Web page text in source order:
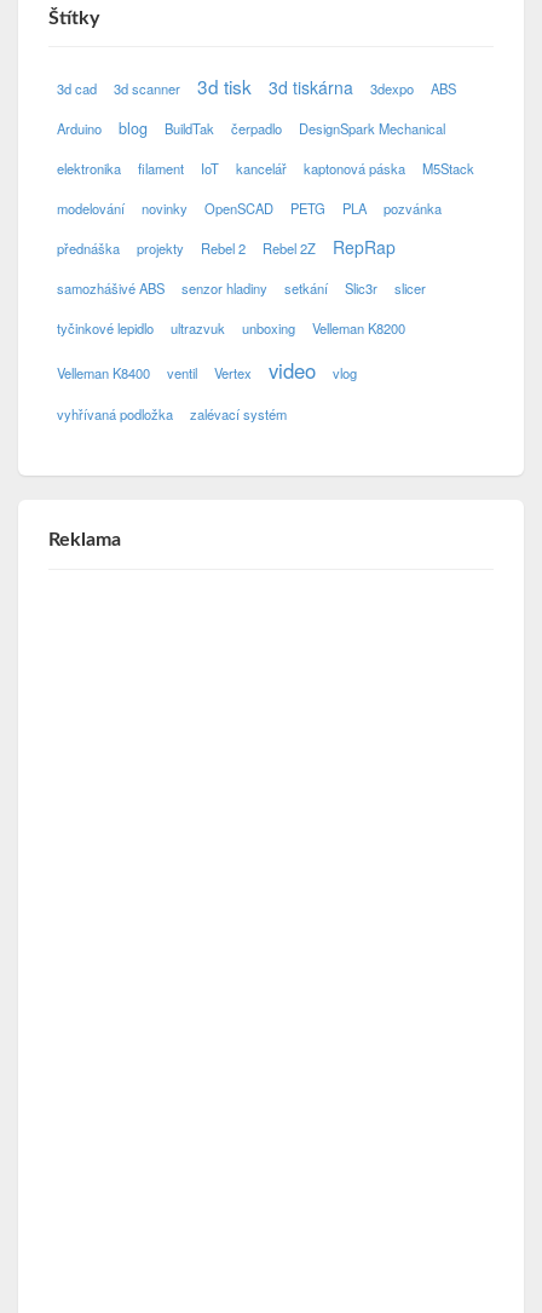
Štítky
3d cad 3d scanner 3d tisk 3d tiskárna 3dexpo ABS
Arduino blog BuildTak čerpadlo DesignSpark Mechanical
elektronika filament IoT kancelář kaptonová páska M5Stack
modelování novinky OpenSCAD PETG PLA pozvánka
přednáška projekty Rebel 2 Rebel 2Z RepRap
samozhášivé ABS senzor hladiny setkání Slic3r slicer
tyčinkové lepidlo ultrazvuk unboxing Velleman K8200
Velleman K8400 ventil Vertex video vlog
vyhřívaná podložka zalévací systém
Reklama